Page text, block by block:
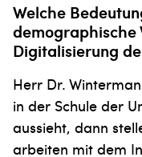
Welche
demographische
Digitalisierung
Herr Dr.
in der Schule der
aussieht, dann
arbeiten mit dem